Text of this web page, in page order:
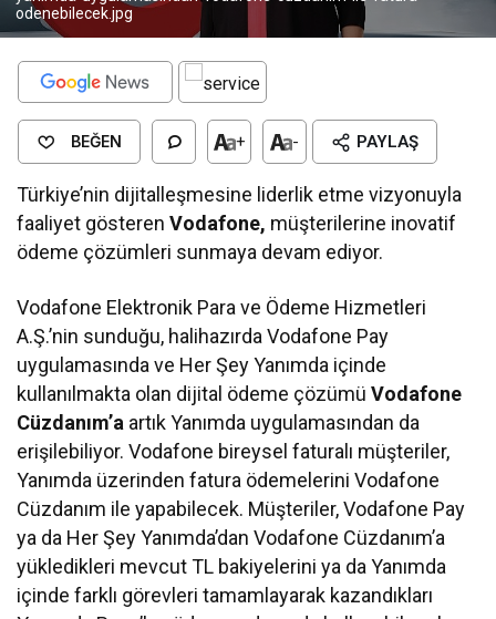
odenebilecek.jpg
BEĞEN + - PAYLAŞ
Türkiye’nin dijitalleşmesine liderlik etme vizyonuyla
faaliyet gösteren Vodafone, müşterilerine inovatif
ödeme çözümleri sunmaya devam ediyor.
Vodafone Elektronik Para ve Ödeme Hizmetleri
A.Ş.’nin sunduğu, halihazırda Vodafone Pay
uygulamasında ve Her Şey Yanımda içinde
kullanılmakta olan dijital ödeme çözümüVodafone
Cüzdanım’a artık Yanımda uygulamasından da
erişilebiliyor. Vodafone bireysel faturalı müşteriler,
Yanımda üzerinden fatura ödemelerini Vodafone
Cüzdanım ile yapabilecek. Müşteriler, Vodafone Pay
ya da Her Şey Yanımda’dan Vodafone Cüzdanım’a
yükledikleri mevcut TL bakiyelerini ya da Yanımda
içinde farklı görevleri tamamlayarak kazandıkları